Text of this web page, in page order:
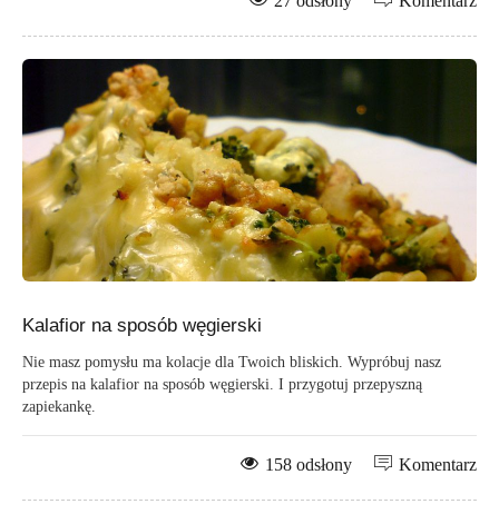
Kalafior na sposób węgierski
Nie masz pomysłu ma kolacje dla Twoich bliskich. Wypróbuj nasz
przepis na kalafior na sposób węgierski. I przygotuj przepyszną
zapiekankę.
Komentarz
158 odsłony